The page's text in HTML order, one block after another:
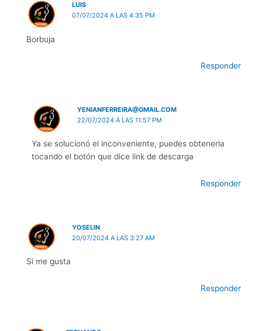
LUIS
07/07/2024 A LAS 4:35 PM
Borbuja
Responder
YENIANFERREIRA@GMAIL.COM
22/07/2024 A LAS 11:57 PM
Ya se solucionó el inconveniente, puedes obtenerla
tocando el botón que dice link de descarga
Responder
YOSELIN
20/07/2024 A LAS 3:27 AM
Si me gusta
Responder